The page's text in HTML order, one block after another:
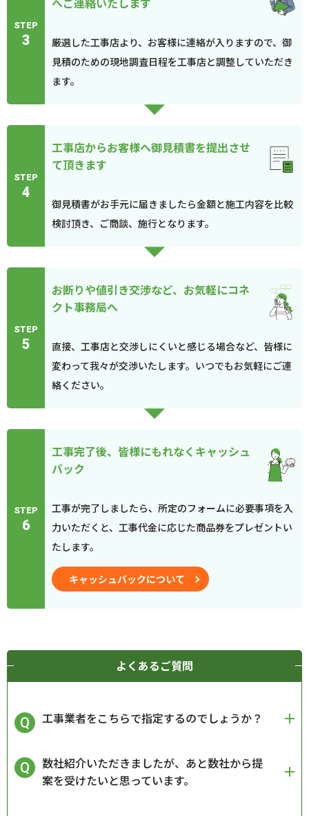
STEP
3
厳選した工事店より、お客様に連絡が入りますので、御
見積のための現地調査日程を工事店と調整していただき
ます。
STEP
4
工事店からお客様へ御見積書を提出させ
て頂きます
御見積書がお手元に届きましたら金額と施工内容を比較
検討頂き、ご商談、施行となります。
STEP
5
お断りや値引き交渉など、お気軽にコネ
クト事務局へ
直接、工事店と交渉しにくいと感じる場合など、皆様に
変わって我々が交渉いたします。いつでもお気軽にご連
絡ください。
STEP
6
工事完了後、皆様にもれなくキャッシュ
バック
工事が完了しましたら、所定のフォームに必要事項を入
力いただくと、工事代金に応じた商品券をプレゼントい
たします。
キャッシュバックについて
よくあるご質問
工事業者をこちらで指定するのでしょうか？
数社紹介いただきましたが、あと数社から提
案を受けたいと思っています。